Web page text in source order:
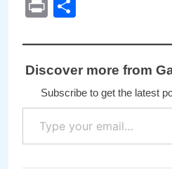
Print
Discover more from
Subscribe to get the latest
Type your email…